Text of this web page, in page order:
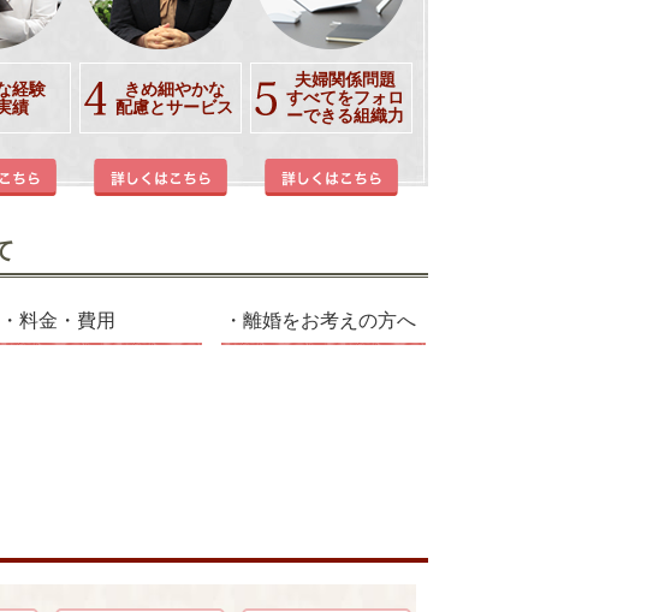
経験
績
きめ細やかな
配慮とサービス
夫婦関係問題
すべてをフォロ
ーできる組織力
料金・費用 離婚をお考えの方へ